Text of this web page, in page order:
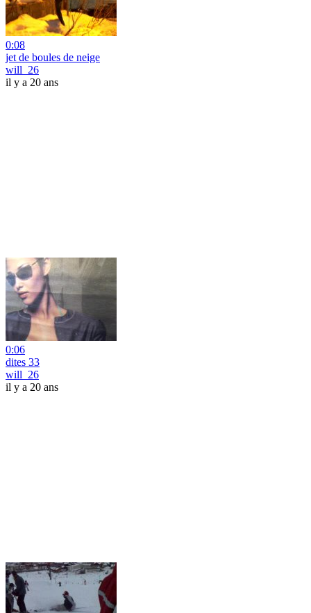
0:08
jet de boules de neige
will_26
il y a 20 ans
0:06
dites 33
will_26
il y a 20 ans